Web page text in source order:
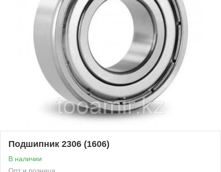
Подшипник 2306 (1606)
В наличии
Опт и розница